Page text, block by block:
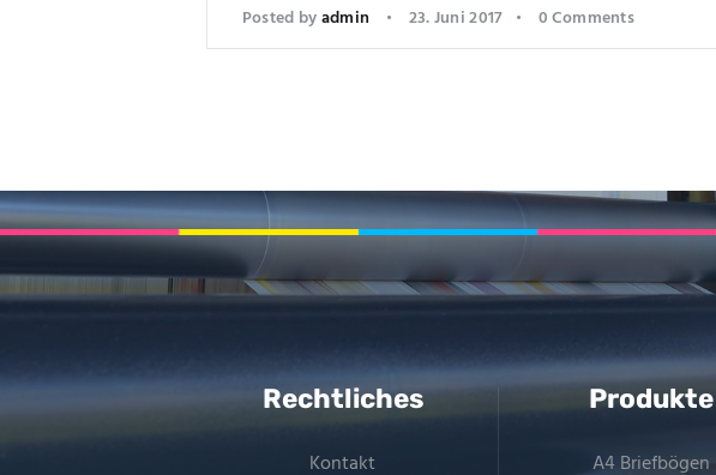
Posted byadmin 23. Juni 2017 0Comments
Rechtliches
Kontakt
Produkte
A4 Briefbögen